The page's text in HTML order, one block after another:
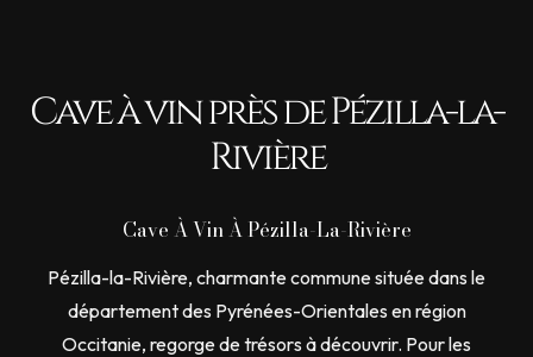
Cave à vin près de Pézilla-la-
Rivière
Cave À Vin À Pézilla-La-Rivière
Pézilla-la-Rivière, charmante commune située dans le
département des Pyrénées-Orientales en région
Occitanie, regorge de trésors à découvrir. Pour les